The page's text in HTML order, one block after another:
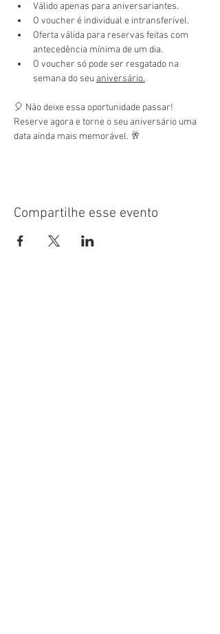
Válido apenas para aniversariantes.
O voucher é individual e intransferível.
Oferta válida para reservas feitas com
antecedência mínima de um dia.
O voucher só pode ser resgatado na
semana do seu aniversário.
🎈 Não deixe essa oportunidade passar!
Reserve agora e torne o seu aniversário uma
data ainda mais memorável. 🥂
Compartilhe esse evento